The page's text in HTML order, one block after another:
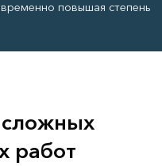
повышая степень
работ